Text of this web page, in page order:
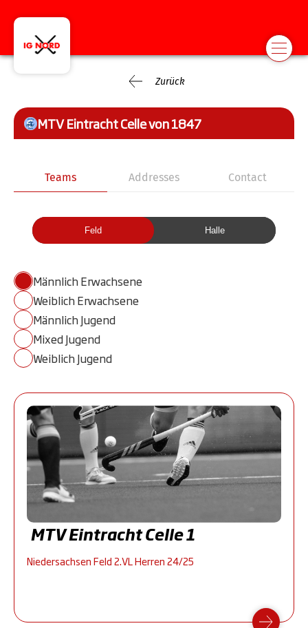
Zurück
MTV Eintracht Celle von 1847
Teams Addresses Contact
Feld Halle
Männlich Erwachsene
Weiblich Erwachsene
Männlich Jugend
Mixed Jugend
Weiblich Jugend
MTV Eintracht Celle 1
Niedersachsen Feld 2.VL Herren 24/25